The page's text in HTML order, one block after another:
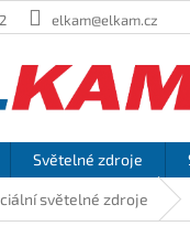
elkam@elkam.cz
Světelné zdroje
světelné zdroje